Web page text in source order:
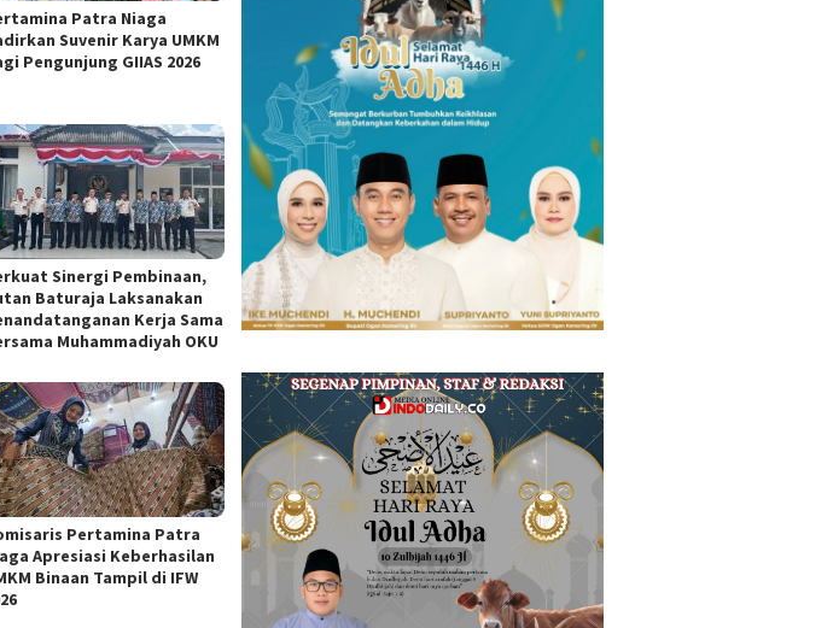
Patra Niaga
Suvenir Karya UMKM
Pengunjung GIIAS 2026
Sinergi Pembinaan,
Baturaja Laksanakan
Kerja Sama
Muhammadiyah OKU
Pertamina Patra
Apresiasi Keberhasilan
Binaan Tampil di IFW